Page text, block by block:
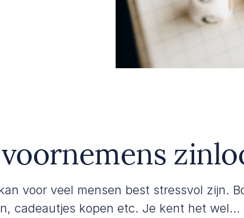
voor veel mensen best stressvol zijn.
cadeautjes kopen etc. Je kent het